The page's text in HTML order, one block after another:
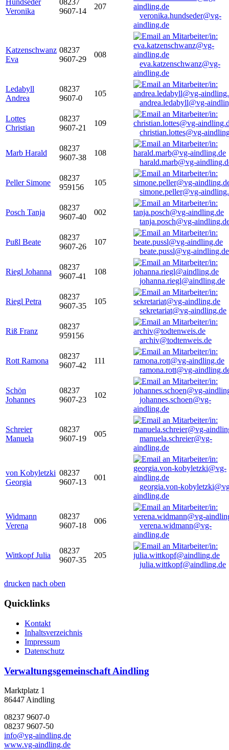
Hundseder
Veronika
08237
9607-14
207
veronika.hundseder@vg-
aindling.de
Katzenschwanz
Eva
08237
9607-29
008
eva.katzenschwanz@vg-
aindling.de
Ledabyll
Andrea
08237
9607-0
105
andrea.ledabyll@vg-
Lottes
Christian
08237
9607-21
109
christian.lottes@vg-
Marb Harald
08237
9607-38
108
harald.marb@vg-
Peller Simone
08237
959156
105
simone.peller@vg-
Posch Tanja
08237
9607-40
002
tanja.posch@vg-
Pußl Beate
08237
9607-26
107
beate.pussl@vg-aindling.de
Riegl Johanna
08237
9607-41
108
johanna.riegl@aindling.de
Riegl Petra
08237
9607-35
105
sekretariat@vg-aindling.de
Riß Franz
08237
959156
archiv@todtenweis.de
Rott Ramona
08237
9607-42
111
ramona.rott@vg-
Schön
Johannes
08237
9607-23
102
johannes.schoen@vg-
aindling.de
Schreier
Manuela
08237
9607-19
005
manuela.schreier@vg-
aindling.de
von Kobyletzki
Georgia
08237
9607-13
001
georgia.von-
aindling.de
Widmann
Verena
08237
9607-18
006
verena.widmann@vg-
aindling.de
Wittkopf Julia
08237
9607-35
205
julia.wittkopf@aindling.de
drucken nach oben
Quicklinks
Kontakt
Inhaltsverzeichnis
Impressum
Datenschutz
Verwaltungsgemeinschaft Aindling
Marktplatz 1
86447 Aindling
08237 9607-0
08237 9607-50
info@vg-aindling.de
www.vg-aindling.de